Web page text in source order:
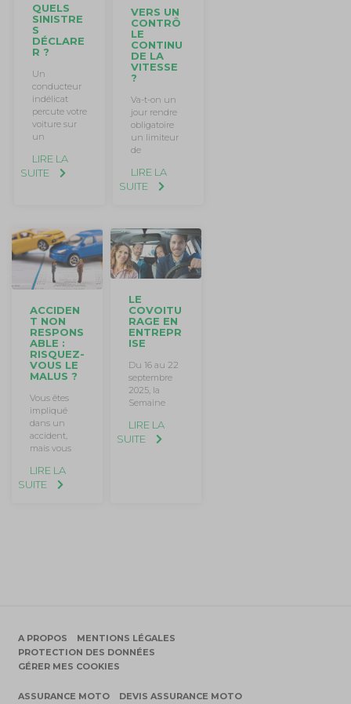
QUELS
SINISTRE
S
DÉCLARE
R ?
Un
conducteur
indélicat
percute votre
voiture sur
un
LIRE LA
SUITE
VERS UN
CONTRÔ
LE
CONTINU
DE LA
VITESSE
?
Va-t-on un
jour rendre
obligatoire
un limiteur
de
LIRE LA
SUITE
ACCIDEN
T NON
RESPONS
ABLE :
RISQUEZ-
VOUS LE
MALUS ?
Vous êtes
impliqué
dans un
accident,
mais vous
LIRE LA
SUITE
LE
COVOITU
RAGE EN
ENTREPR
ISE
Du 16 au 22
septembre
2025, la
Semaine
LIRE LA
SUITE
A PROPOS
MENTIONS LÉGALES
PROTECTION DES DONNÉES
GÉRER MES COOKIES
ASSURANCE MOTO DEVIS ASSURANCE MOTO